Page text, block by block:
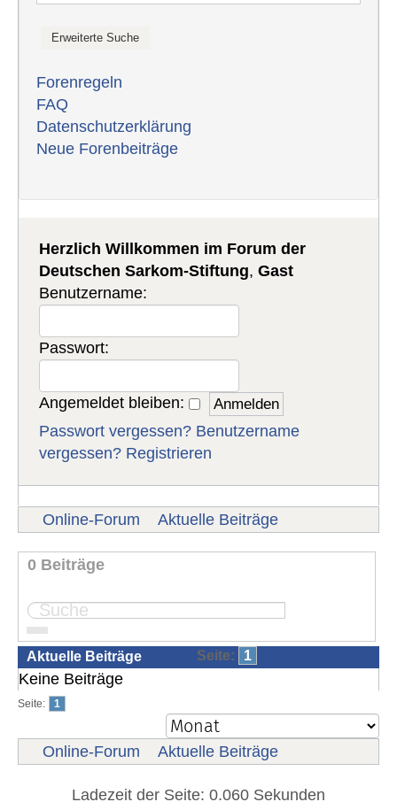
Forenregeln
FAQ
Datenschutzerklärung
Neue Forenbeiträge
Herzlich Willkommen im Forum der
Deutschen Sarkom-Stiftung,Gast
Benutzername:
Passwort:
Angemeldet bleiben:
Passwort vergessen? Benutzername
vergessen? Registrieren
Online-Forum Aktuelle Beiträge
0 Beiträge
Seite: 1
Aktuelle Beiträge
Keine Beiträge
Seite: 1
Online-Forum Aktuelle Beiträge
Ladezeit der Seite: 0.060 Sekunden